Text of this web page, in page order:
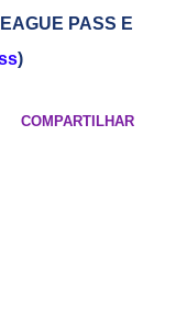
PASS E
)
COMPARTILHAR